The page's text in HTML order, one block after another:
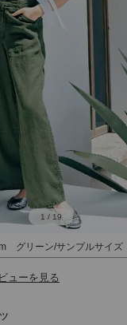
1 / 19
グリーン/サンプルサイ
ューを見る